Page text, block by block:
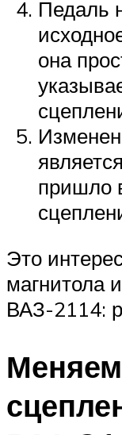
Педаль
она
пришло
Это
магнитола
ВАЗ-2114: